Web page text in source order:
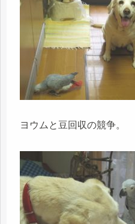
ヨウムと豆回収の競争。